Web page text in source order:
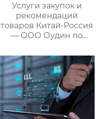
Услуги закупок и
рекомендаций
товаров Китай-Россия
— ООО Оудин по
международными
цепями поставок